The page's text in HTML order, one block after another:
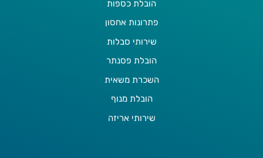
הובלת כספות
פתרונות אחסון
שירותי סבלות
הובלת פסנתר
השכרת משאית
הובלת מנוף
שירותי אריזה